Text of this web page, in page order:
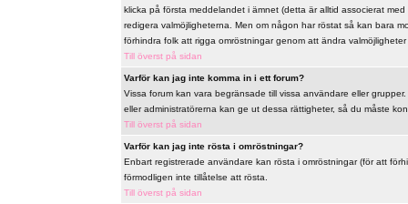
klicka på första meddelandet i ämnet (detta är alltid associerat
redigera valmöjligheterna. Men om någon har röstat så kan bara
förhindra folk att rigga omröstningar genom att ändra
Till överst på sidan
Varför kan jag inte komma in i ett forum?
Vissa forum kan vara begränsade till vissa användare eller
eller administratörerna kan ge ut dessa rättigheter, så du måste
Till överst på sidan
Varför kan jag inte rösta i omröstningar?
Enbart registrerade användare kan rösta i omröstningar (för att
förmodligen inte tillåtelse att rösta.
Till överst på sidan